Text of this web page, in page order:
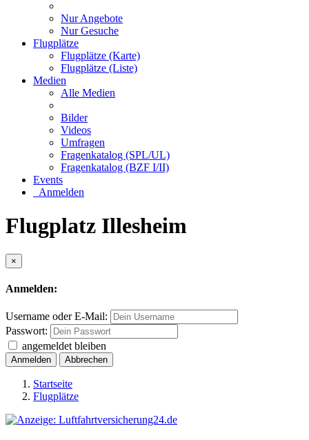
Nur Angebote
Nur Gesuche
Flugplätze
Flugplätze (Karte)
Flugplätze (Liste)
Medien
Alle Medien
Bilder
Videos
Umfragen
Fragenkatalog (SPL/UL)
Fragenkatalog (BZF I/II)
Events
Anmelden
Flugplatz Illesheim
×
Anmelden:
Username oder E-Mail:
Passwort:
angemeldet bleiben
Anmelden Abbrechen
Startseite
Flugplätze